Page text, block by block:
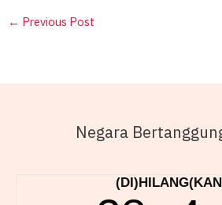
← Previous Post
Negara